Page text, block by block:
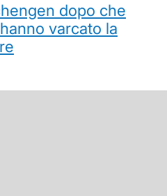
dopo che
varcato la